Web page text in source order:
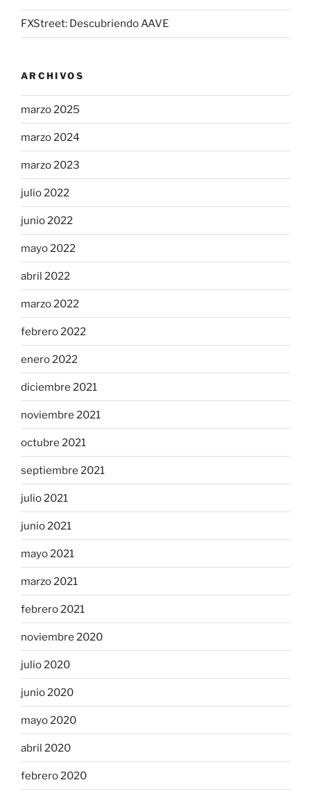
FXStreet: Descubriendo AAVE
ARCHIVOS
marzo 2025
marzo 2024
marzo 2023
julio 2022
junio 2022
mayo 2022
abril 2022
marzo 2022
febrero 2022
enero 2022
diciembre 2021
noviembre 2021
octubre 2021
septiembre 2021
julio 2021
junio 2021
mayo 2021
marzo 2021
febrero 2021
noviembre 2020
julio 2020
junio 2020
mayo 2020
abril 2020
febrero 2020